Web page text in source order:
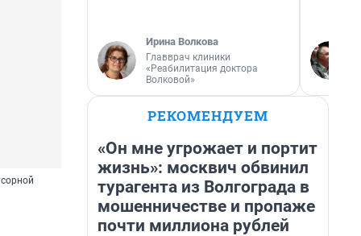
Ирина Волкова
Главврач клиники
«Реабилитация доктора
Волковой»
РЕКОМЕНДУЕМ
«Он мне угрожает и портит
жизнь»: москвич обвинил
турагента из Волгограда в
мошенничестве и пропаже
почти миллиона рублей